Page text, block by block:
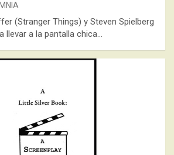
(Stranger Things) y Steven Spielberg
llevar a la pantalla chica…